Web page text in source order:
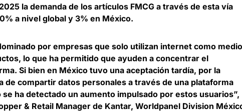
la demanda de los artículos FMCG a través de esta vía
a nivel global y 3% en México.
por empresas que solo utilizan internet como medio
lo que ha permitido que ayuden a concentrar el
Si bien en México tuvo una aceptación tardía, por la
de compartir datos personales a través de una plataforma
ha detectado un aumento impulsado por estos usuarios”,
& Retail Manager de Kantar, Worldpanel Division